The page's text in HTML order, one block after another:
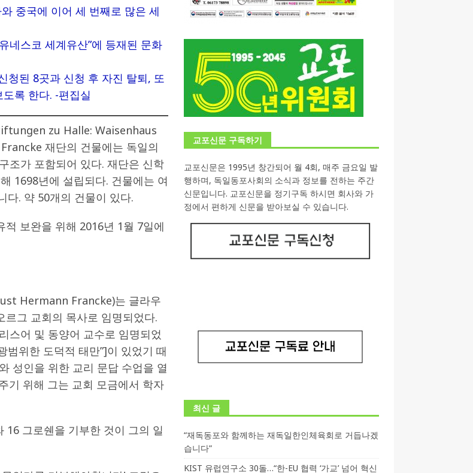
한인소식
게시판 / 행사 / 알림
(FLCG), 뮌헨 공대(TUM)서 화려한 출범
중국에 이어 세 번째로 많은 세
네스코 세계유산”에 등재된 문화
청된 8곳과 신청 후 자진 탈퇴, 또
록 한다. -편집실
zu Halle: Waisenhaus
재단의 건물에는 독일의
조가 포함되어 있다. 재단은 신학
1698년에 설립되다. 건물에는 여
다. 약 50개의 건물이 있다.
보완을 위해 2016년 1월 7일에
Hermann Francke)는 글라우
그 교회의 목사로 임명되었다.
스어 및 동양어 교수로 임명되었
범위한 도덕적 태만”]이 있었기 때
성인을 위한 교리 문답 수업을 열
기 위해 그는 교회 모금에서 학자
16 그로쉔을 기부한 것이 그의 일
교포신문 구독하기
교포신문은 1995년 창간되어 월 4회, 매주 금요일 발
행하며, 독일동포사회의 소식과 정보를 전하는 주간
신문입니다. 교포신문을 정기구독 하시면 회사와 가
정에서 편하게 신문을 받아보실 수 있습니다.
최신 글
“재독동포와 함께하는 재독일한인체육회로 거듭나겠
습니다”
KIST 유럽연구소 30돌…“한-EU 협력 ‘가교’ 넘어 혁신